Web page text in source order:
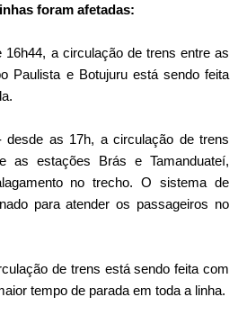
foram afetadas:
16h44, a circulação de trens entre as
Paulista e Botujuru está sendo feita
as 17h, a circulação de trens
as estações Brás e Tamanduateí,
no trecho. O sistema de
para atender os passageiros no
de trens está sendo feita com
tempo de parada em toda a linha.